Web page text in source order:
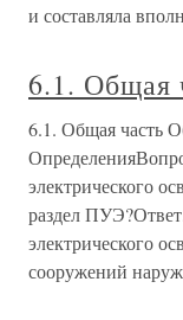
и составляла
6.1. Общая
6.1. Общая часть
электрического
раздел
электрического
сооружений